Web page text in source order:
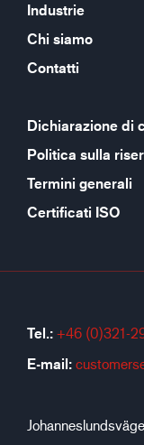
Industrie
Chi siamo
Contatti
Dichiarazione di
Politica sulla
Termini generali
Certificati ISO
Tel.: +46 (0)321-
E-mail: